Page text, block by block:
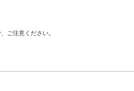
ご注意ください。